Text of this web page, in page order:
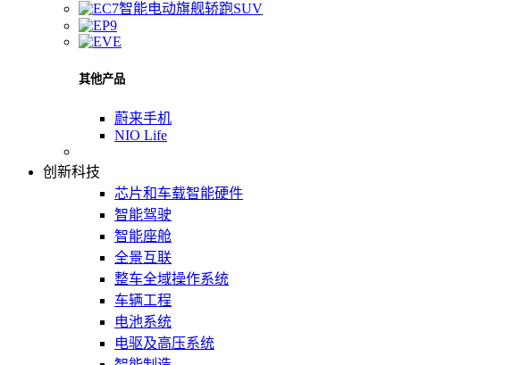
智能电动旗舰轿跑SUV
其他产品
蔚来手机
NIO Life
创新科技
芯片和车载智能硬件
智能驾驶
智能座舱
全景互联
整车全域操作系统
车辆工程
电池系统
电驱及高压系统